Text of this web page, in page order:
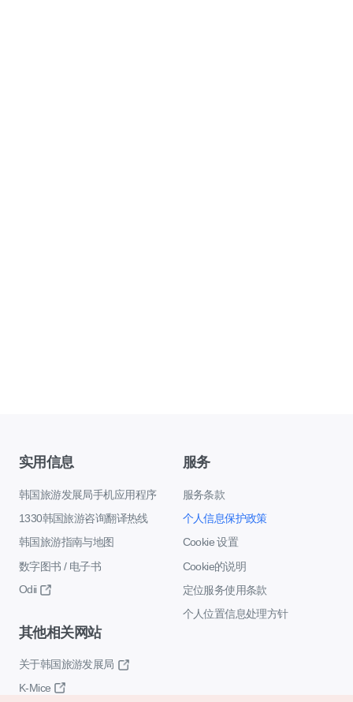
实用信息
韩国旅游发展局手机应用程序
1330韩国旅游咨询翻译热线
韩国旅游指南与地图
数字图书 / 电子书
Odii
服务
服务条款
个人信息保护政策
Cookie 设置
Cookie的说明
定位服务使用条款
个人位置信息处理方针
其他相关网站
关于韩国旅游发展局
K-Mice